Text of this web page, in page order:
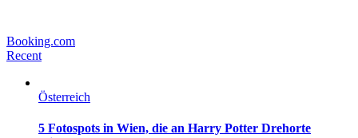
Booking.com
Recent
Österreich
5 Fotospots in Wien, die an Harry Potter Drehorte